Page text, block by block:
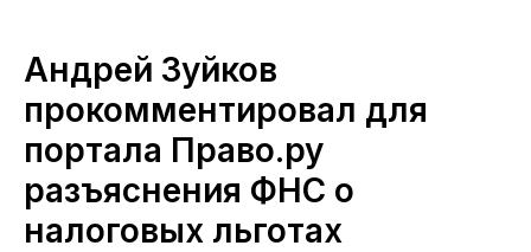
Андрей Зуйков
прокомментировал для
портала Право.ру
разъяснения ФНС о
налоговых льготах